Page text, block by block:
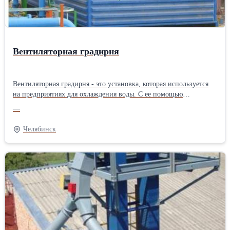
Вентиляторная градирня
Вентиляторная градирня - это установка, которая используется
на предприятиях для охлаждения воды. С ее помощью
отведенной воды происходит за счет теплопередачи, когда
охлаждаемый вентиляторами воздух забирает часть тепла.
Несмотря на масштабность конструкций, принцип работы
вентиляторной градирни достаточно прост: горячая вода
поступает в систему распределения воды, где сплошной поток
распределяется на мелкие капли по всей площади сооружения,
при этом температура жидкости начинает уменьшаться;
распределенная вода, проходящая по трубам, дополнительно
охлаждается потоками воздуха, при этом часть всего объема
переходит в газообразное состояние и испаряется, затем
выбрасывается в атмосферу. Потоки воздуха, которые являются
основным инструментом для охлаждения жидкости, попадают и
—
Челябинск